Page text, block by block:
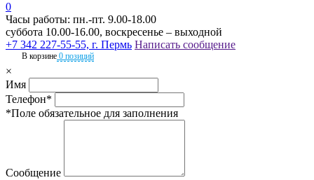
0
Часы работы: пн.-пт. 9.00-18.00
суббота 10.00-16.00, воскресенье – выходной
+7 342 227-55-55, г. Пермь Написать сообщение
В корзине 0 позиций
×
Имя
Телефон*
*Поле обязательное для заполнения
Сообщение